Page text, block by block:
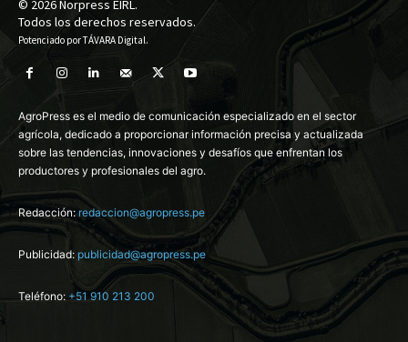
© 2026 Norpress EIRL.
Todos los derechos reservados.
Potenciado porTÁVARA Digital.
AgroPress es el medio de comunicación especializado en el sector
agrícola, dedicado a proporcionar información precisa y actualizada
sobre las tendencias, innovaciones y desafíos que enfrentan los
productores y profesionales del agro.
Redacción:redaccion@agropress.pe
Publicidad: publicidad@agropress.pe
Teléfono:+51 910 213 200